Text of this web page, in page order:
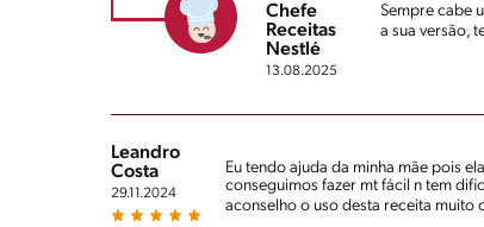
Chefe
Receitas
Nestlé
13.08.2025
Sempre cabe
a sua versão,
Leandro
Costa
29.11.2024
Eu tendo ajuda da minha mãe pois
conseguimos fazer mt fácil n tem
aconselho o uso desta receita muito